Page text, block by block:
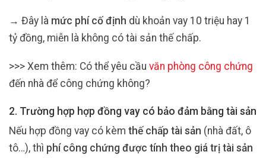
→ Đây là mức phí cố định dù khoản vay 10 triệu hay 1
tỷ đồng, miễn là không có tài sản thế chấp.
>>> Xem thêm: Có thể yêu cầu văn phòng công chứng
đến nhà để công chứng không?
2. Trường hợp hợp đồng vay có bảo đảm bằng tài sản
Nếu hợp đồng vay có kèm thế chấp tài sản (nhà đất, ô
tô…), thì phí công chứng được tính theo giá trị tài sản